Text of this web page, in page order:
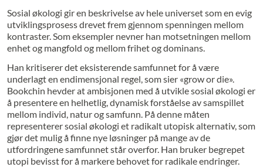
Sosial økologi gir en beskrivelse av hele universet som en evig
utviklingsprosess drevet frem gjennom spenningen mellom
kontraster. Som eksempler nevner han motsetningen mellom
enhet og mangfold og mellom frihet og dominans.
Han kritiserer det eksisterende samfunnet for å være
underlagt en endimensjonal regel, som sier «grow or die».
Bookchin hevder at ambisjonen med å utvikle sosial økologi er
å presentere en helhetlig, dynamisk forståelse av samspillet
mellom individ, natur og samfunn. På denne måten
representerer sosial økologi et radikalt utopisk alternativ, som
gjør det mulig å finne nye løsninger på mange av de
utfordringene samfunnet står overfor. Han bruker begrepet
utopi bevisst for å markere behovet for radikale endringer.